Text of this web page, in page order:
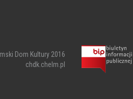
Dom Kultury 2016
chdk.chelm.pl